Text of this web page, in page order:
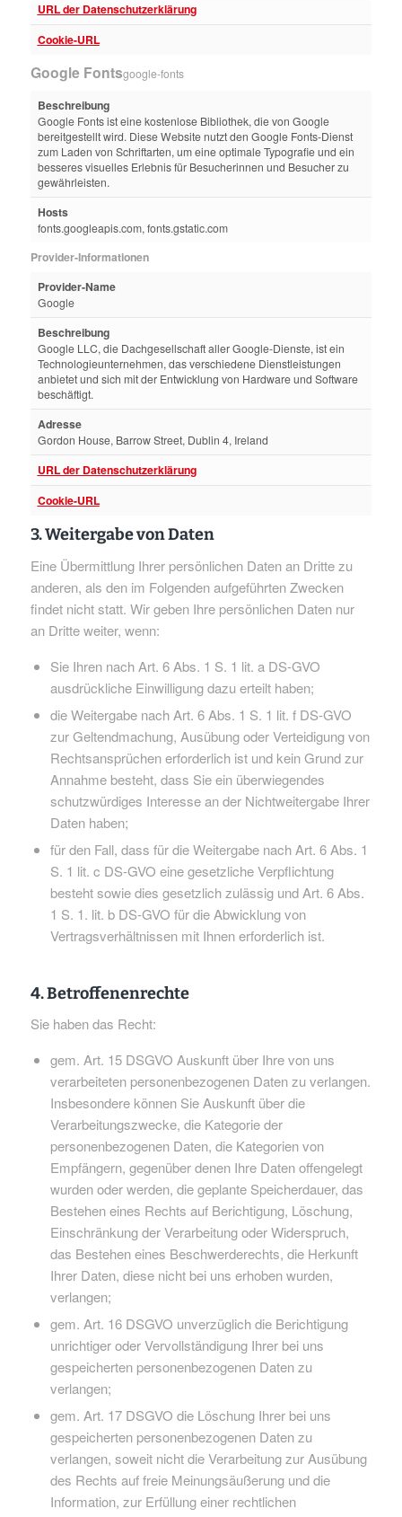
URL der Datenschutzerklärung
Cookie-URL
Google Fontsgoogle-fonts
Beschreibung
Google Fonts ist eine kostenlose Bibliothek, die von Google
bereitgestellt wird. Diese Website nutzt den Google Fonts-Dienst
zum Laden von Schriftarten, um eine optimale Typografie und ein
besseres visuelles Erlebnis für Besucherinnen und Besucher zu
gewährleisten.
Hosts
fonts.googleapis.com, fonts.gstatic.com
Provider-Informationen
Provider-Name
Google
Beschreibung
Google LLC, die Dachgesellschaft aller Google-Dienste, ist ein
Technologieunternehmen, das verschiedene Dienstleistungen
anbietet und sich mit der Entwicklung von Hardware und Software
beschäftigt.
Adresse
Gordon House, Barrow Street, Dublin 4, Ireland
URL der Datenschutzerklärung
Cookie-URL
3. Weitergabe von Daten
Eine Übermittlung Ihrer persönlichen Daten an Dritte zu
anderen, als den im Folgenden aufgeführten Zwecken
findet nicht statt. Wir geben Ihre persönlichen Daten nur
an Dritte weiter, wenn:
Sie Ihren nach Art. 6 Abs. 1 S. 1 lit. a DS-GVO
ausdrückliche Einwilligung dazu erteilt haben;
die Weitergabe nach Art. 6 Abs. 1 S. 1 lit. f DS-GVO
zur Geltendmachung, Ausübung oder Verteidigung von
Rechtsansprüchen erforderlich ist und kein Grund zur
Annahme besteht, dass Sie ein überwiegendes
schutzwürdiges Interesse an der Nichtweitergabe Ihrer
Daten haben;
für den Fall, dass für die Weitergabe nach Art. 6 Abs. 1
S. 1 lit. c DS-GVO eine gesetzliche Verpflichtung
besteht sowie dies gesetzlich zulässig und Art. 6 Abs.
1 S. 1. lit. b DS-GVO für die Abwicklung von
Vertragsverhältnissen mit Ihnen erforderlich ist.
4. Betroffenenrechte
Sie haben das Recht:
gem. Art. 15 DSGVO Auskunft über Ihre von uns
verarbeiteten personenbezogenen Daten zu verlangen.
Insbesondere können Sie Auskunft über die
Verarbeitungszwecke, die Kategorie der
personenbezogenen Daten, die Kategorien von
Empfängern, gegenüber denen Ihre Daten offengelegt
wurden oder werden, die geplante Speicherdauer, das
Bestehen eines Rechts auf Berichtigung, Löschung,
Einschränkung der Verarbeitung oder Widerspruch,
das Bestehen eines Beschwerderechts, die Herkunft
Ihrer Daten, diese nicht bei uns erhoben wurden,
verlangen;
gem. Art. 16 DSGVO unverzüglich die Berichtigung
unrichtiger oder Vervollständigung Ihrer bei uns
gespeicherten personenbezogenen Daten zu
verlangen;
gem. Art. 17 DSGVO die Löschung Ihrer bei uns
gespeicherten personenbezogenen Daten zu
verlangen, soweit nicht die Verarbeitung zur Ausübung
des Rechts auf freie Meinungsäußerung und die
Information, zur Erfüllung einer rechtlichen